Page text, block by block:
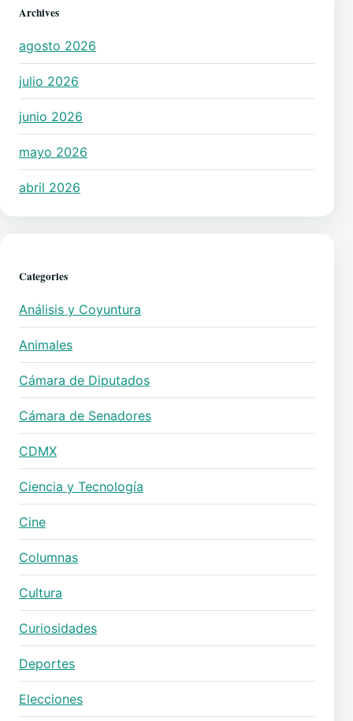
Archives
agosto 2026
julio 2026
junio 2026
mayo 2026
abril 2026
Categories
Análisis y Coyuntura
Animales
Cámara de Diputados
Cámara de Senadores
CDMX
Ciencia y Tecnología
Cine
Columnas
Cultura
Curiosidades
Deportes
Elecciones